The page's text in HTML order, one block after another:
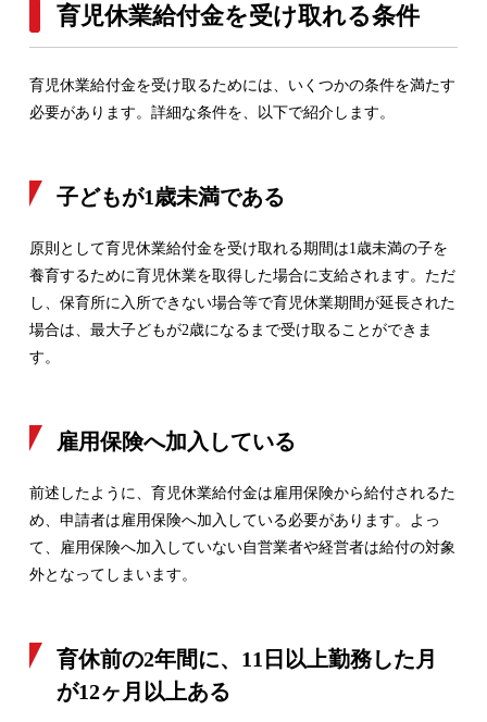
育児休業給付金を受け取れる条件
育児休業給付金を受け取るためには、いくつかの条件を満たす
必要があります。詳細な条件を、以下で紹介します。
子どもが1歳未満である
原則として育児休業給付金を受け取れる期間は1歳未満の子を
養育するために育児休業を取得した場合に支給されます。ただ
し、保育所に入所できない場合等で育児休業期間が延長された
場合は、最大子どもが2歳になるまで受け取ることができま
す。
雇用保険へ加入している
前述したように、育児休業給付金は雇用保険から給付されるた
め、申請者は雇用保険へ加入している必要があります。よっ
て、雇用保険へ加入していない自営業者や経営者は給付の対象
外となってしまいます。
育休前の2年間に、11日以上勤務した月
が12ヶ月以上ある